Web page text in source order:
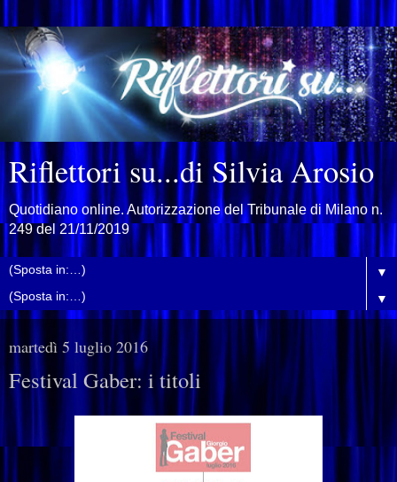
Riflettori su...di Silvia Arosio
Quotidiano online. Autorizzazione del Tribunale di Milano n.
249 del 21/11/2019
▼
▼
martedì 5 luglio 2016
Festival Gaber: i titoli